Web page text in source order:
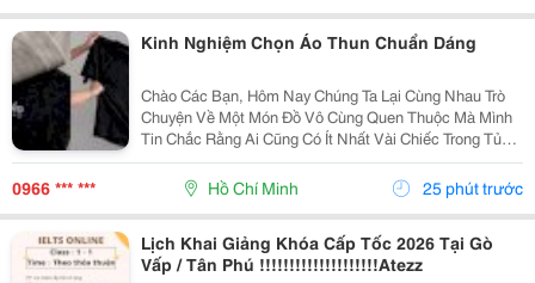
Kinh Nghiệm Chọn Áo Thun Chuẩn Dáng
Chào Các Bạn, Hôm Nay Chúng Ta Lại Cùng Nhau Trò
Chuyện Về Một Món Đồ Vô Cùng Quen Thuộc Mà Mình
Tin Chắc Rằng Ai Cũng Có Ít Nhất Vài Chiếc Trong Tủ
Quần Áo. Đó Chính Là Chiếc Áo Thun. Mặc Dù Là Một
Trang Phục Cơ Bản, Dễ Mặc Và Dễ Phối Đồ, Nhưng
0966 *** *** Hồ Chí Minh 25 phút trước
Lịch Khai Giảng Khóa Cấp Tốc 2026 Tại Gò
Vấp / Tân Phú !!!!!!!!!!!!!!!!!!!!Atezz